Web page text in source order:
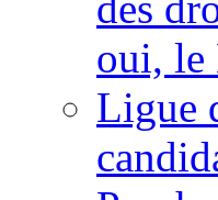
oui, le
Ligue